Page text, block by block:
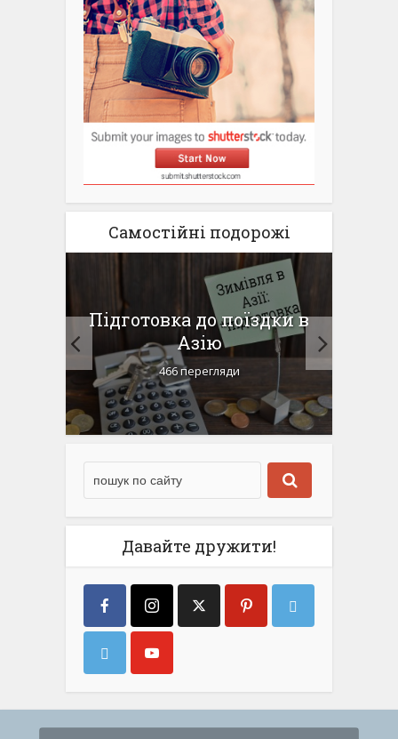
Самостійні подорожі
Підготовка до поїздки в
Азію
466 перегляди
Давайте дружити!